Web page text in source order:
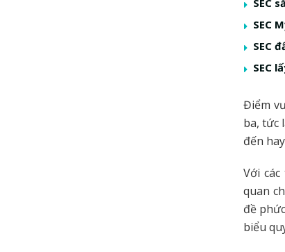
SEC
SEC
SEC
Điểm
ba, tức
đến
Với
quan
đề
biểu